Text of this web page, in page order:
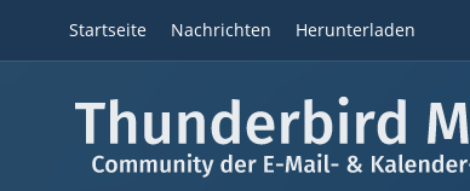
Startseite Nachrichten Herunterladen